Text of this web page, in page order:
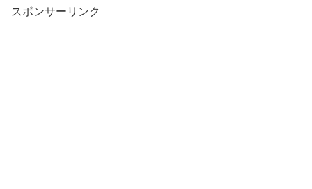
スポンサーリンク